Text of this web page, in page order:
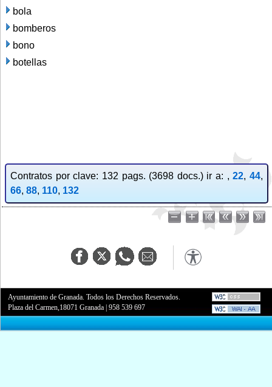
bola
bomberos
bono
botellas
Contratos por clave: 132 pags. (3698 docs.) ir a: ,22,44,
66, 88, 110, 132
Ayuntamiento de Granada. Todos los Derechos Reservados.
Plaza del Carmen,18071 Granada |958 539 697